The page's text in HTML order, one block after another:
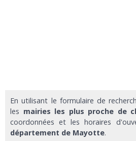
En utilisant le formulaire de
les mairies les plus proche de
coordonnées et les horaires
département de Mayotte.